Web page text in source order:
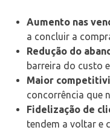
Aumento nas
a concluir a
Redução do
barreira do custo
Maior
concorrência que
Fidelização de
tendem a voltar e